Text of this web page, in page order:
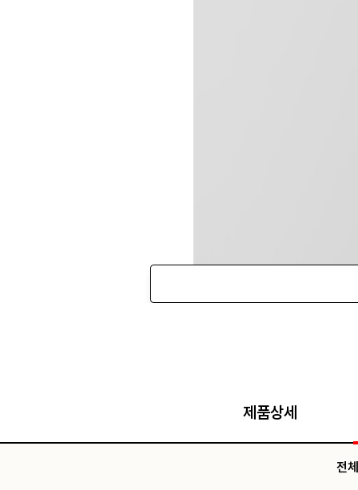
제품상세
전